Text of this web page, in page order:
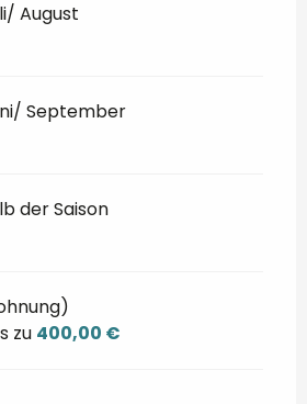
August
September
der Saison
zu 400,00 €